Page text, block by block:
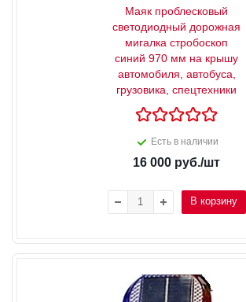
Маяк проблесковый
светодиодный дорожная
мигалка стробоскоп
синий 970 мм на крышу
автомобиля, автобуса,
грузовика, спецтехники
Есть в наличии
16 000 руб./шт
В корзину